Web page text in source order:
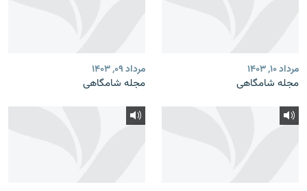
مرداد ۱۰, ۱۴۰۳
مجله شامگاهی
مرداد ۰۹, ۱۴۰۳
مجله شامگاهی